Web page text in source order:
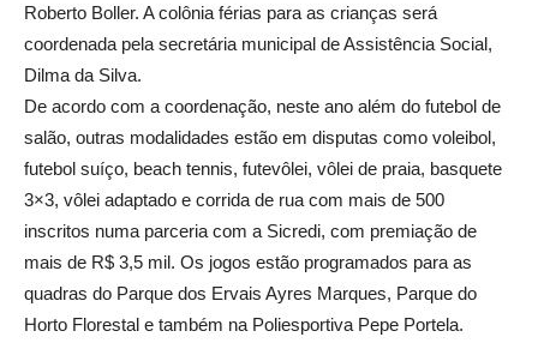
Roberto Boller. A colônia férias para as crianças será
coordenada pela secretária municipal de Assistência Social,
Dilma da Silva.
De acordo com a coordenação, neste ano além do futebol de
salão, outras modalidades estão em disputas como voleibol,
futebol suíço, beach tennis, futevôlei, vôlei de praia, basquete
3×3, vôlei adaptado e corrida de rua com mais de 500
inscritos numa parceria com a Sicredi, com premiação de
mais de R$ 3,5 mil. Os jogos estão programados para as
quadras do Parque dos Ervais Ayres Marques, Parque do
Horto Florestal e também na Poliesportiva Pepe Portela.